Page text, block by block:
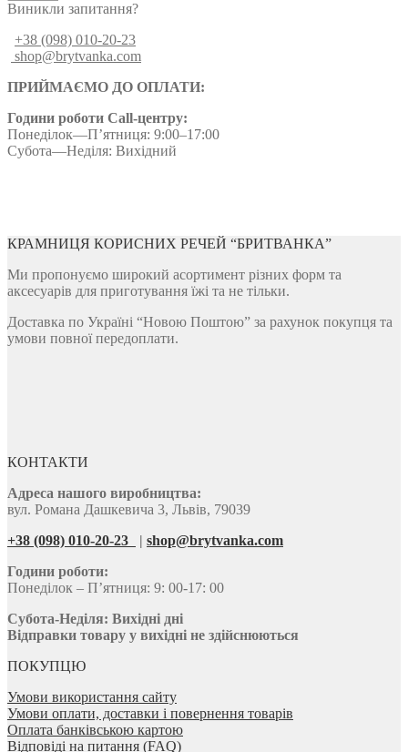
Виникли запитання?
+38 (098) 010-20-23
shop@brytvanka.com
ПРИЙМАЄМО ДО ОПЛАТИ:
Години роботи Call-центру:
Понеділок—П’ятниця: 9:00–17:00
Субота—Неділя: Вихідний
КРАМНИЦЯ КОРИСНИХ РЕЧЕЙ “БРИТВАНКА”
Ми пропонуємо широкий асортимент різних форм та
аксесуарів для приготування їжі та не тільки.
Доставка по Україні “Новою Поштою” за рахунок покупця та
умови повної передоплати.
КОНТАКТИ
Адреса нашого виробництва:
вул. Романа Дашкевича 3, Львів, 79039
+38 (098) 010-20-23
| shop@brytvanka.com
Години роботи:
Понеділок – П’ятниця: 9: 00-17: 00
Субота-Неділя: Вихідні дні
Відправки товару у вихідні не здійснюються
ПОКУПЦЮ
Умови використання сайту
Умови оплати, доставки і повернення товарів
Оплата банківською картою
Відповіді на питання (FAQ)